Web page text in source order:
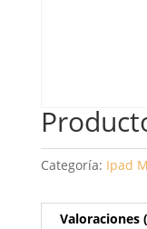
Categoría: Ipad
Valoraciones